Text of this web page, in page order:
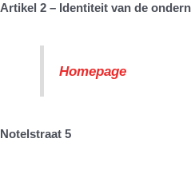
Artikel 2 – Identiteit van de
Homepage
Notelstraat 5